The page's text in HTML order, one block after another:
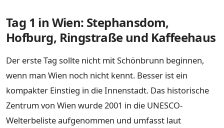
Tag 1 in Wien: Stephansdom,
Hofburg, Ringstraße und Kaffeehaus
Der erste Tag sollte nicht mit Schönbrunn beginnen,
wenn man Wien noch nicht kennt. Besser ist ein
kompakter Einstieg in die Innenstadt. Das historische
Zentrum von Wien wurde 2001 in die UNESCO-
Welterbeliste aufgenommen und umfasst laut